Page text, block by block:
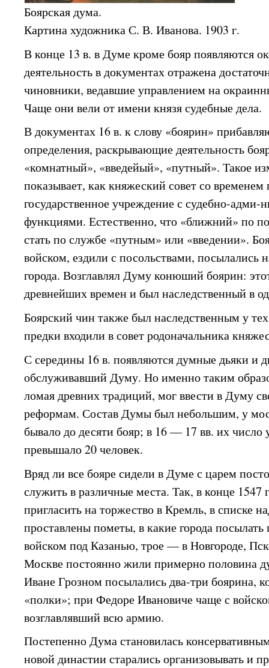
Боярская дума.
Картина художника С. В. Иванова. 1903 г.
В конце 13 в. в Думе кроме бояр появляются
деятельность в документах отражена
чиновники, ведавшие управлением на
Чаще они вели от имени князя судебные дела.
В документах 16 в. к слову «боярин»
определения, раскрывающие деятельность
«комнатный», «введейый», «путный». Такое
показывает, как княжеский совет со временем
государственное учреждение с судебно-адми-
функциями. Естественно, что «ближний» по
стать по службе «путным» или «введении».
войском, ездили с посольствами, посылались
города. Возглавлял Думу конюший боярин:
древнейших времен и был наследственный в
Боярский чин также был наследственным у
предки входили в совет родоначальника
С середины 16 в. появляются думные дьяки и
обслуживавший Думу. Но именно таким
ломая древних традиций, мог ввести в Думу
реформам. Состав Думы был небольшим, у
бывало до десяти бояр; в 16 — 17 вв. их число
превышало 20 человек.
Вряд ли все бояре сидели в Думе с царем
служить в различные места. Так, в конце 1547
пригласить на торжество в Кремль, в списке
проставлены пометы, в какие города
войском под Казанью, трое — в Новгороде,
Москве постоянно жили примерно половина
Иване Грозном посылались два-три боярина,
«полки»; при Федоре Ивановиче чаще с
возглавлявший всю армию.
Постепенно Дума становилась
новой династии старались организовывать и